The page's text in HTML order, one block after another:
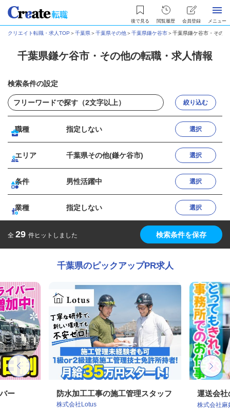
後で見る 閲覧履歴 会員登録 メニュー
クリエイト転職・求人TOP ＞千葉県＞千葉県その他＞千葉県鎌ケ谷市＞千葉県鎌ケ谷市・その
千葉県鎌ケ谷市・その他の転職・求人情報
検索条件の設定
絞り込む
職種 指定しない 選択
エリア 千葉県その他(鎌ケ谷市) 選択
条件 男性活躍中 選択
業種 指定しない 選択
全 29 件ヒットしました 検索条件を保存
千葉県のピックアップPR求人
ー 防水加工工事の施工管理スタッフ
株式会社Lotus
運送会社
株式会社麻